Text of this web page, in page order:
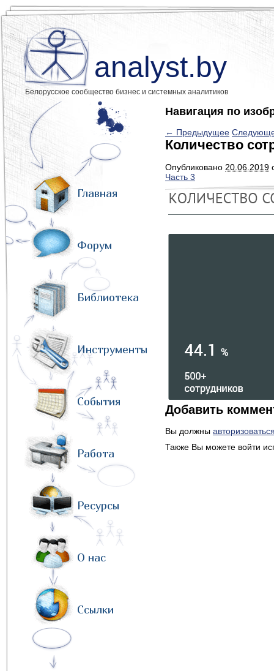
analyst.by
Белорусское сообщество бизнес и системных аналитиков
Главная
Форум
Библиотека
Инструменты
События
Работа
Ресурсы
О нас
Ссылки
Навигация по
← Предыдущее
Количество
Опубликовано 20.06.2019
Часть 3
Добавить
Вы должны
Также Вы можете войти